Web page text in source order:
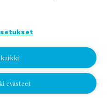
ajoissa
omistajanvaihdos
yritysvälittäjää
työ kulissien takana
evästeet